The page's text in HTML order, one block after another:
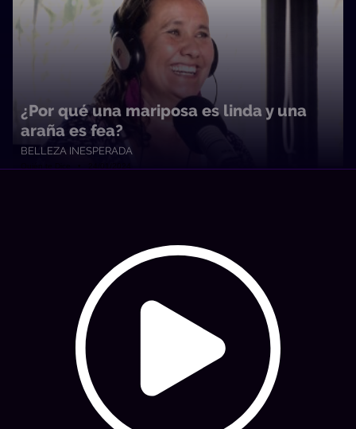
¿Por qué una mariposa es linda y una
araña es fea?
BELLEZA INESPERADA
Hosting: NetUy
Términos y condiciones
Diseño, desarrollo y contenidos: Equipo Digital de Magnolio